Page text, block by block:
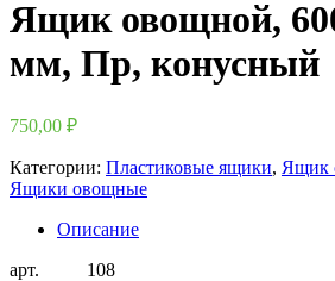
Ящик овощной,
мм, Пр, конусный
750,00 ₽
Категории: Пластиковые ящики, Ящик
Ящики овощные
Описание
арт. 108